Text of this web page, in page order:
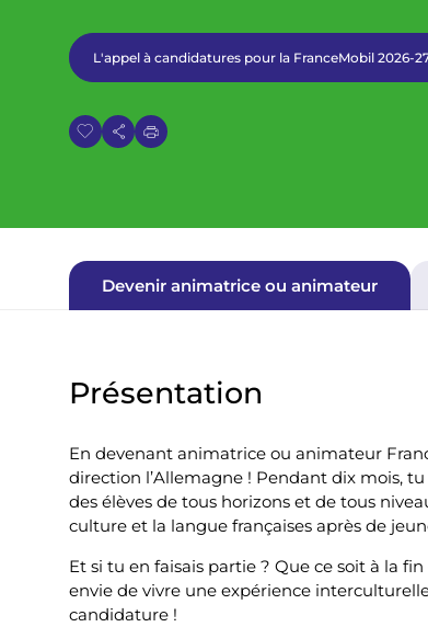
a
n
e
L'appel à candidatures pour la FranceMobil 2026-
Devenir animatrice ou animateur
Présentation
En devenant animatrice ou animateur
direction l’Allemagne ! Pendant dix mois,
des élèves de tous horizons et de tous
culture et la langue françaises après de
Et si tu en faisais partie ? Que ce soit à la
envie de vivre une expérience
candidature !